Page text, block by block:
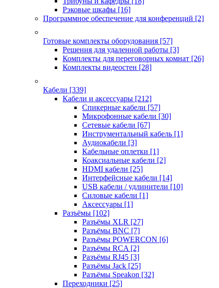
Рэковые шкафы [16]
Программное обеспечение для конференций [2]
Готовые комплекты оборудования [57]
Решения для удаленной работы [3]
Комплекты для переговорных комнат [26]
Комплекты видеостен [28]
Кабели [339]
Кабели и аксессуары [212]
Спикерные кабели [57]
Микрофонные кабели [30]
Сетевые кабели [67]
Инструментальный кабель [1]
Аудиокабели [3]
Кабельные оплетки [1]
Коаксиальные кабели [2]
HDMI кабели [25]
Интерфейсные кабели [14]
USB кабели / удлинители [10]
Силовые кабели [1]
Аксессуары [1]
Разъёмы [102]
Разъёмы XLR [27]
Разъёмы BNC [7]
Разъёмы POWERCON [6]
Разъёмы RCA [2]
Разъёмы RJ45 [3]
Разъёмы Jack [25]
Разъёмы Speakon [32]
Переходники [25]